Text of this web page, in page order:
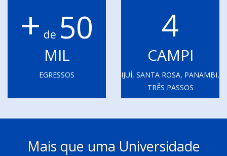
+ de 50
MIL
EGRESSOS
4
CAMPI
IJUÍ, SANTA ROSA, PANAMBI,
TRÊS PASSOS
Mais que uma Universidade